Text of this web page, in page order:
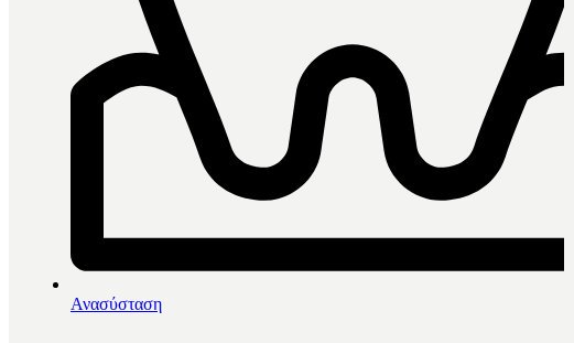
Ανασύσταση
Αρχική /
Συσκευές
Coxo C-Sailor Pro